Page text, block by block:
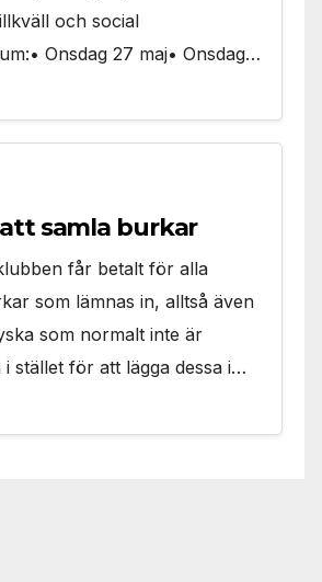
och social
Onsdag 27 maj• Onsdag…
samla burkar
får betalt för alla
som lämnas in, alltså även
som normalt inte är
i stället för att lägga dessa i…